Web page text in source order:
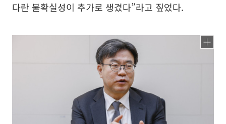
다란 불확실성이 추가로 생겼다”라고 짚었다.